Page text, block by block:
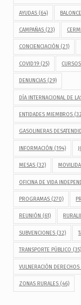
AYUDAS(64)
CAMPAÑAS(23) CERMI
CONCIENCIACIÓN (21)
COVID19(25) CURSOS
DENUNCIAS(29)
DÍA INTERNACIONAL DE
ENTIDADES MIEMBROS
GASOLINERAS
INFORMACIÓN (194)
MESAS(32)
OFICINA DE VIDA
PROGRAMAS(270)
REUNIÓN (61)
SUBVENCIONES(32)
TRANSPORTE PÚBLICO (35)
VULNERACIÓN DERECHOS
ZONAS RURALES(46)